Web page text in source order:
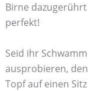
Birne dazugerührt
perfekt!
Seid ihr
ausprobieren,
Topf auf einen